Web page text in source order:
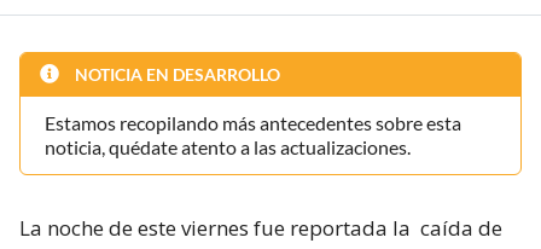
NOTICIA EN DESARROLLO
Estamos recopilando más antecedentes sobre esta
noticia, quédate atento a las actualizaciones.
La noche de este viernes fue reportada la caída de